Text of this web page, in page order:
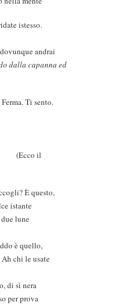
istesso.
andrai
dalla capanna ed
sento.
il
È questo,
istante
lune
è quello,
chi le usate
di sì nera
per prova